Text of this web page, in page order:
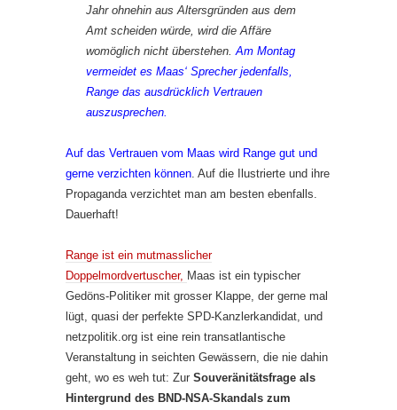
Jahr ohnehin aus Altersgründen aus dem
Amt scheiden würde, wird die Affäre
womöglich nicht überstehen. Am Montag
vermeidet es Maas‘ Sprecher jedenfalls,
Range das ausdrücklich Vertrauen
auszusprechen.
Auf das Vertrauen vom Maas wird Range gut und
gerne verzichten können. Auf die Ilustrierte und ihre
Propaganda verzichtet man am besten ebenfalls.
Dauerhaft!
Range ist ein mutmasslicher
Doppelmordvertuscher, Maas ist ein typischer
Gedöns-Politiker mit grosser Klappe, der gerne mal
lügt, quasi der perfekte SPD-Kanzlerkandidat, und
netzpolitik.org ist eine rein transatlantische
Veranstaltung in seichten Gewässern, die nie dahin
geht, wo es weh tut: Zur Souveränitätsfrage als
Hintergrund des BND-NSA-Skandals zum